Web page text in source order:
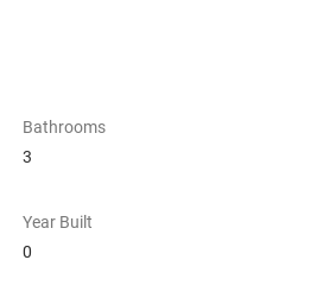
Bathrooms
3
Year Built
0